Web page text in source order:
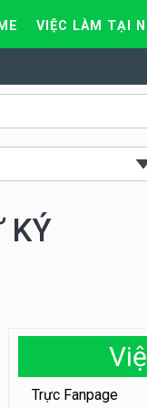
VIỆC LÀM TẠI
KÝ
Trực Fanpage